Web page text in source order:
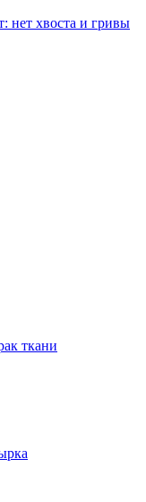
нет хвоста и гривы
ткани